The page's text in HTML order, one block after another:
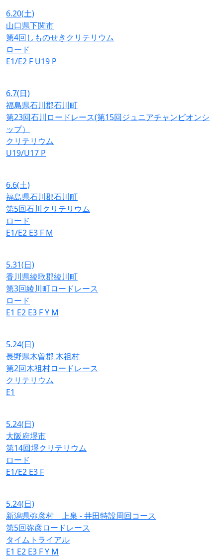
6.20(土)
山口県下関市
第4回しものせきクリテリウム
ロード
E1/E2 F U19 P
6.7(日)
福島県石川郡石川町
第23回石川ロードレース(第15回ジュニアチャンピオンシ
ップ）
クリテリウム
U19/U17 P
6.6(土)
福島県石川郡石川町
第5回石川クリテリウム
ロード
E1/E2 E3 F M
5.31(日)
香川県綾歌郡綾川町
第3回綾川町ロードレース
ロード
E1 E2 E3 FY M
5.24(日)
長野県木曽郡 木祖村
第2回木祖村ロードレース
クリテリウム
E1
5.24(日)
大阪府堺市
第14回堺クリテリウム
ロード
E1/E2 E3 F
5.24(日)
新潟県弥彦村 上泉 - 井田特設周回コース
第5回弥彦ロードレース
タイムトライアル
E1 E2 E3 FY M